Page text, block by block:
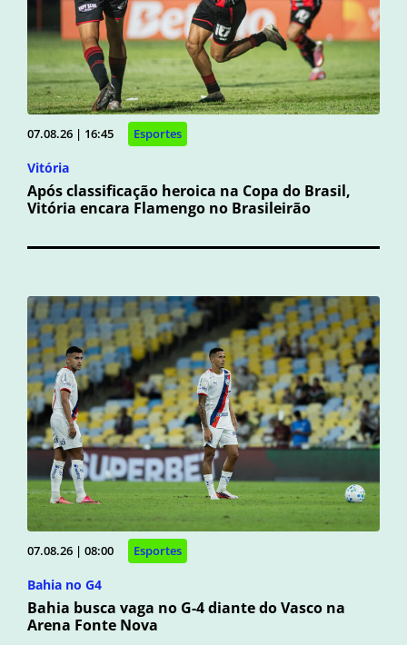
07.08.26 | 16:45 Esportes
Vitória
Após classificação heroica na Copa do Brasil,
Vitória encara Flamengo no Brasileirão
07.08.26 | 08:00 Esportes
Bahia no G4
Bahia busca vaga no G-4 diante do Vasco na
Arena Fonte Nova